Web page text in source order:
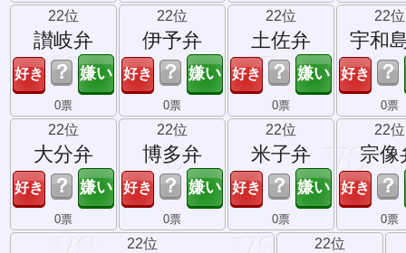
22位
讃岐弁
？
0票
22位
伊予弁
？
0票
22位
土佐弁
？
0票
22位
宇和
？
0票
22位
大分弁
？
0票
22位
博多弁
？
0票
22位
米子弁
？
0票
22位
宗像
？
0票
22位 22位